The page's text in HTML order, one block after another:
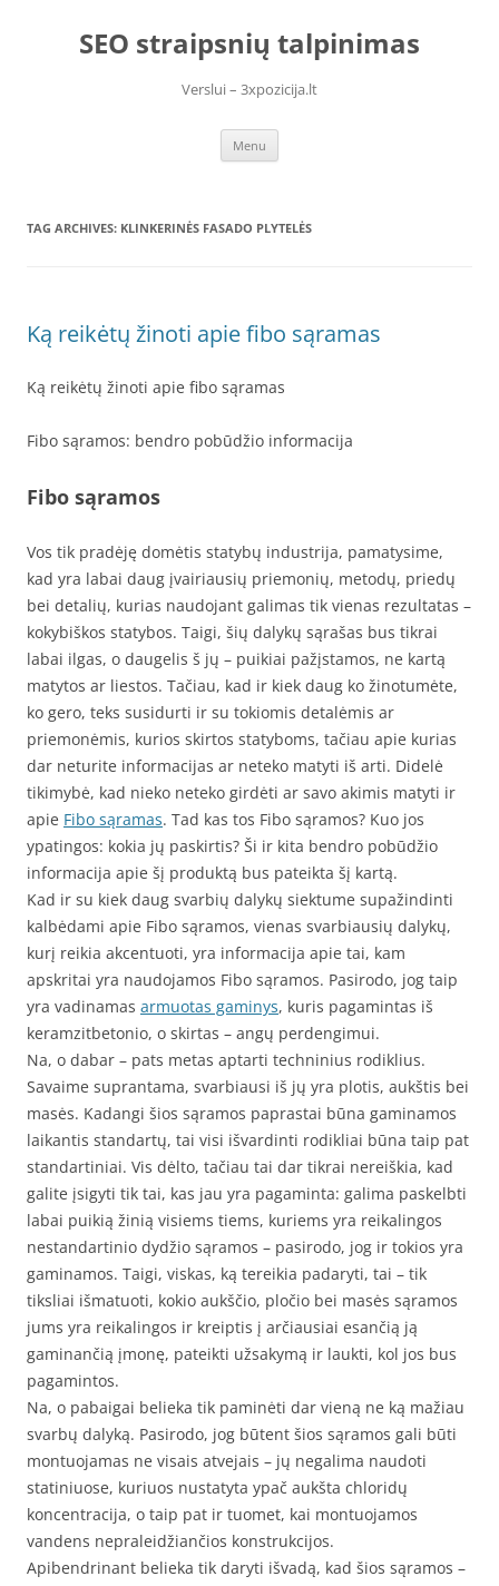
contentSEO straipsnių talpinimas
Verslui – 3xpozicija.lt
Menu
TAG ARCHIVES: KLINKERINĖS FASADO PLYTELĖS
Ką reikėtų žinoti apie fibo sąramas
Ką reikėtų žinoti apie fibo sąramas
Fibo sąramos: bendro pobūdžio informacija
Fibo sąramos
Vos tik pradėję domėtis statybų industrija, pamatysime,
kad yra labai daug įvairiausių priemonių, metodų, priedų
bei detalių, kurias naudojant galimas tik vienas rezultatas –
kokybiškos statybos. Taigi, šių dalykų sąrašas bus tikrai
labai ilgas, o daugelis š jų – puikiai pažįstamos, ne kartą
matytos ar liestos. Tačiau, kad ir kiek daug ko žinotumėte,
ko gero, teks susidurti ir su tokiomis detalėmis ar
priemonėmis, kurios skirtos statyboms, tačiau apie kurias
dar neturite informacijas ar neteko matyti iš arti. Didelė
tikimybė, kad nieko neteko girdėti ar savo akimis matyti ir
apie Fibo sąramas. Tad kas tos Fibo sąramos? Kuo jos
ypatingos: kokia jų paskirtis? Ši ir kita bendro pobūdžio
informacija apie šį produktą bus pateikta šį kartą.
Kad ir su kiek daug svarbių dalykų siektume supažindinti
kalbėdami apie Fibo sąramos, vienas svarbiausių dalykų,
kurį reikia akcentuoti, yra informacija apie tai, kam
apskritai yra naudojamos Fibo sąramos. Pasirodo, jog taip
yra vadinamas armuotas gaminys, kuris pagamintas iš
keramzitbetonio, o skirtas – angų perdengimui.
Na, o dabar – pats metas aptarti techninius rodiklius.
Savaime suprantama, svarbiausi iš jų yra plotis, aukštis bei
masės. Kadangi šios sąramos paprastai būna gaminamos
laikantis standartų, tai visi išvardinti rodikliai būna taip pat
standartiniai. Vis dėlto, tačiau tai dar tikrai nereiškia, kad
galite įsigyti tik tai, kas jau yra pagaminta: galima paskelbti
labai puikią žinią visiems tiems, kuriems yra reikalingos
nestandartinio dydžio sąramos – pasirodo, jog ir tokios yra
gaminamos. Taigi, viskas, ką tereikia padaryti, tai – tik
tiksliai išmatuoti, kokio aukščio, pločio bei masės sąramos
jums yra reikalingos ir kreiptis į arčiausiai esančią ją
gaminančią įmonę, pateikti užsakymą ir laukti, kol jos bus
pagamintos.
Na, o pabaigai belieka tik paminėti dar vieną ne ką mažiau
svarbų dalyką. Pasirodo, jog būtent šios sąramos gali būti
montuojamas ne visais atvejais – jų negalima naudoti
statiniuose, kuriuos nustatyta ypač aukšta chloridų
koncentracija, o taip pat ir tuomet, kai montuojamos
vandens nepraleidžiančios konstrukcijos.
Apibendrinant belieka tik daryti išvadą, kad šios sąramos –